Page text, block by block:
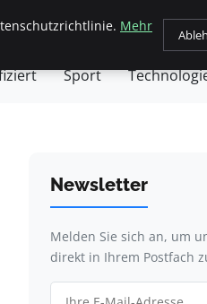
Geschäft Gesundheit
Sport
Newsletter
Melden Sie sich an, um
direkt in Ihrem Postfach
Mehr